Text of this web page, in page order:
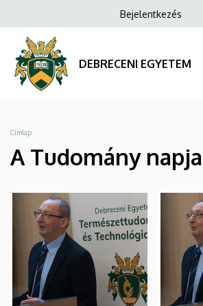
DEBRECENI
EGYETEM
a
tartalomra
Anonim
menüje
Bejelentkezés
DEBRECENI EGYETEM
Morzsa
Címlap
A Tudomány